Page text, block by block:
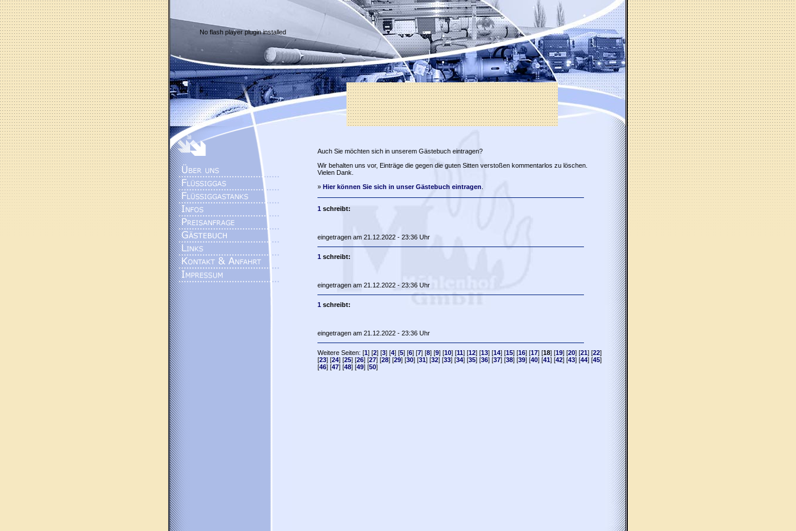
No flash player plugin installed
Auch Sie möchten sich in unserem Gästebuch eintragen?
Wir behalten uns vor, Einträge die gegen die guten Sitten verstoßen kommentarlos zu löschen.
Vielen Dank.
» Hier können Sie sich in unser Gästebuch eintragen
1schreibt:
eingetragen am 21.12.2022 - 23:36 Uhr
1schreibt:
eingetragen am 21.12.2022 - 23:36 Uhr
1schreibt:
eingetragen am 21.12.2022 - 23:36 Uhr
Weitere Seiten: [1] [2] [3] [4] [5] [6] [7] [8] [9] [10] [11] [12] [13] [14] [15] [16] [17] [18] [19] [20] [21] [22]
[23] [24] [25] [26] [27] [28] [29] [30] [31] [32] [33] [34] [35] [36] [37] [38] [39] [40] [41] [42] [43] [44] [45]
[46] [47] [48] [49] [50]